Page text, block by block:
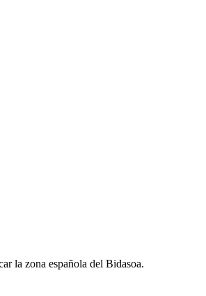
la zona española del Bidasoa.